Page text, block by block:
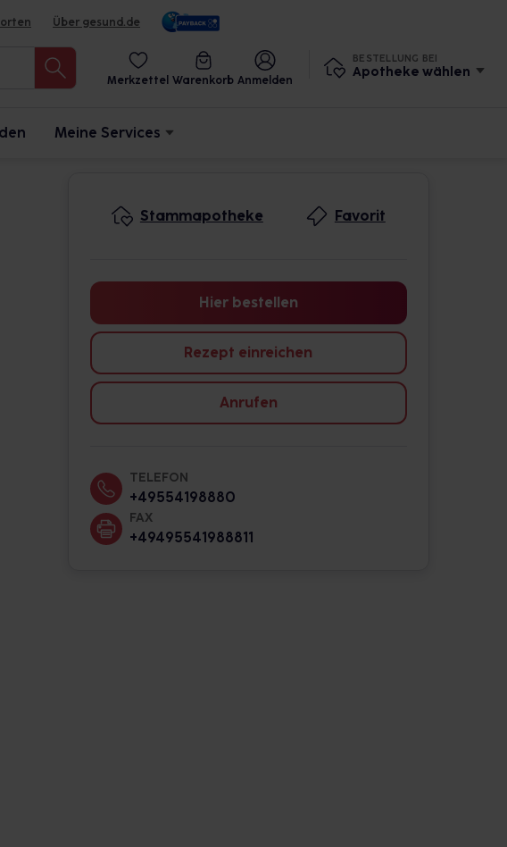
Über gesund.de
Merkzettel Warenkorb Anmelden
BESTELLUNG BEI
Apotheke wählen
Meine Services
Stammapotheke Favorit
Hier bestellen
Rezept einreichen
Anrufen
TELEFON
+49554198880
FAX
+49495541988811